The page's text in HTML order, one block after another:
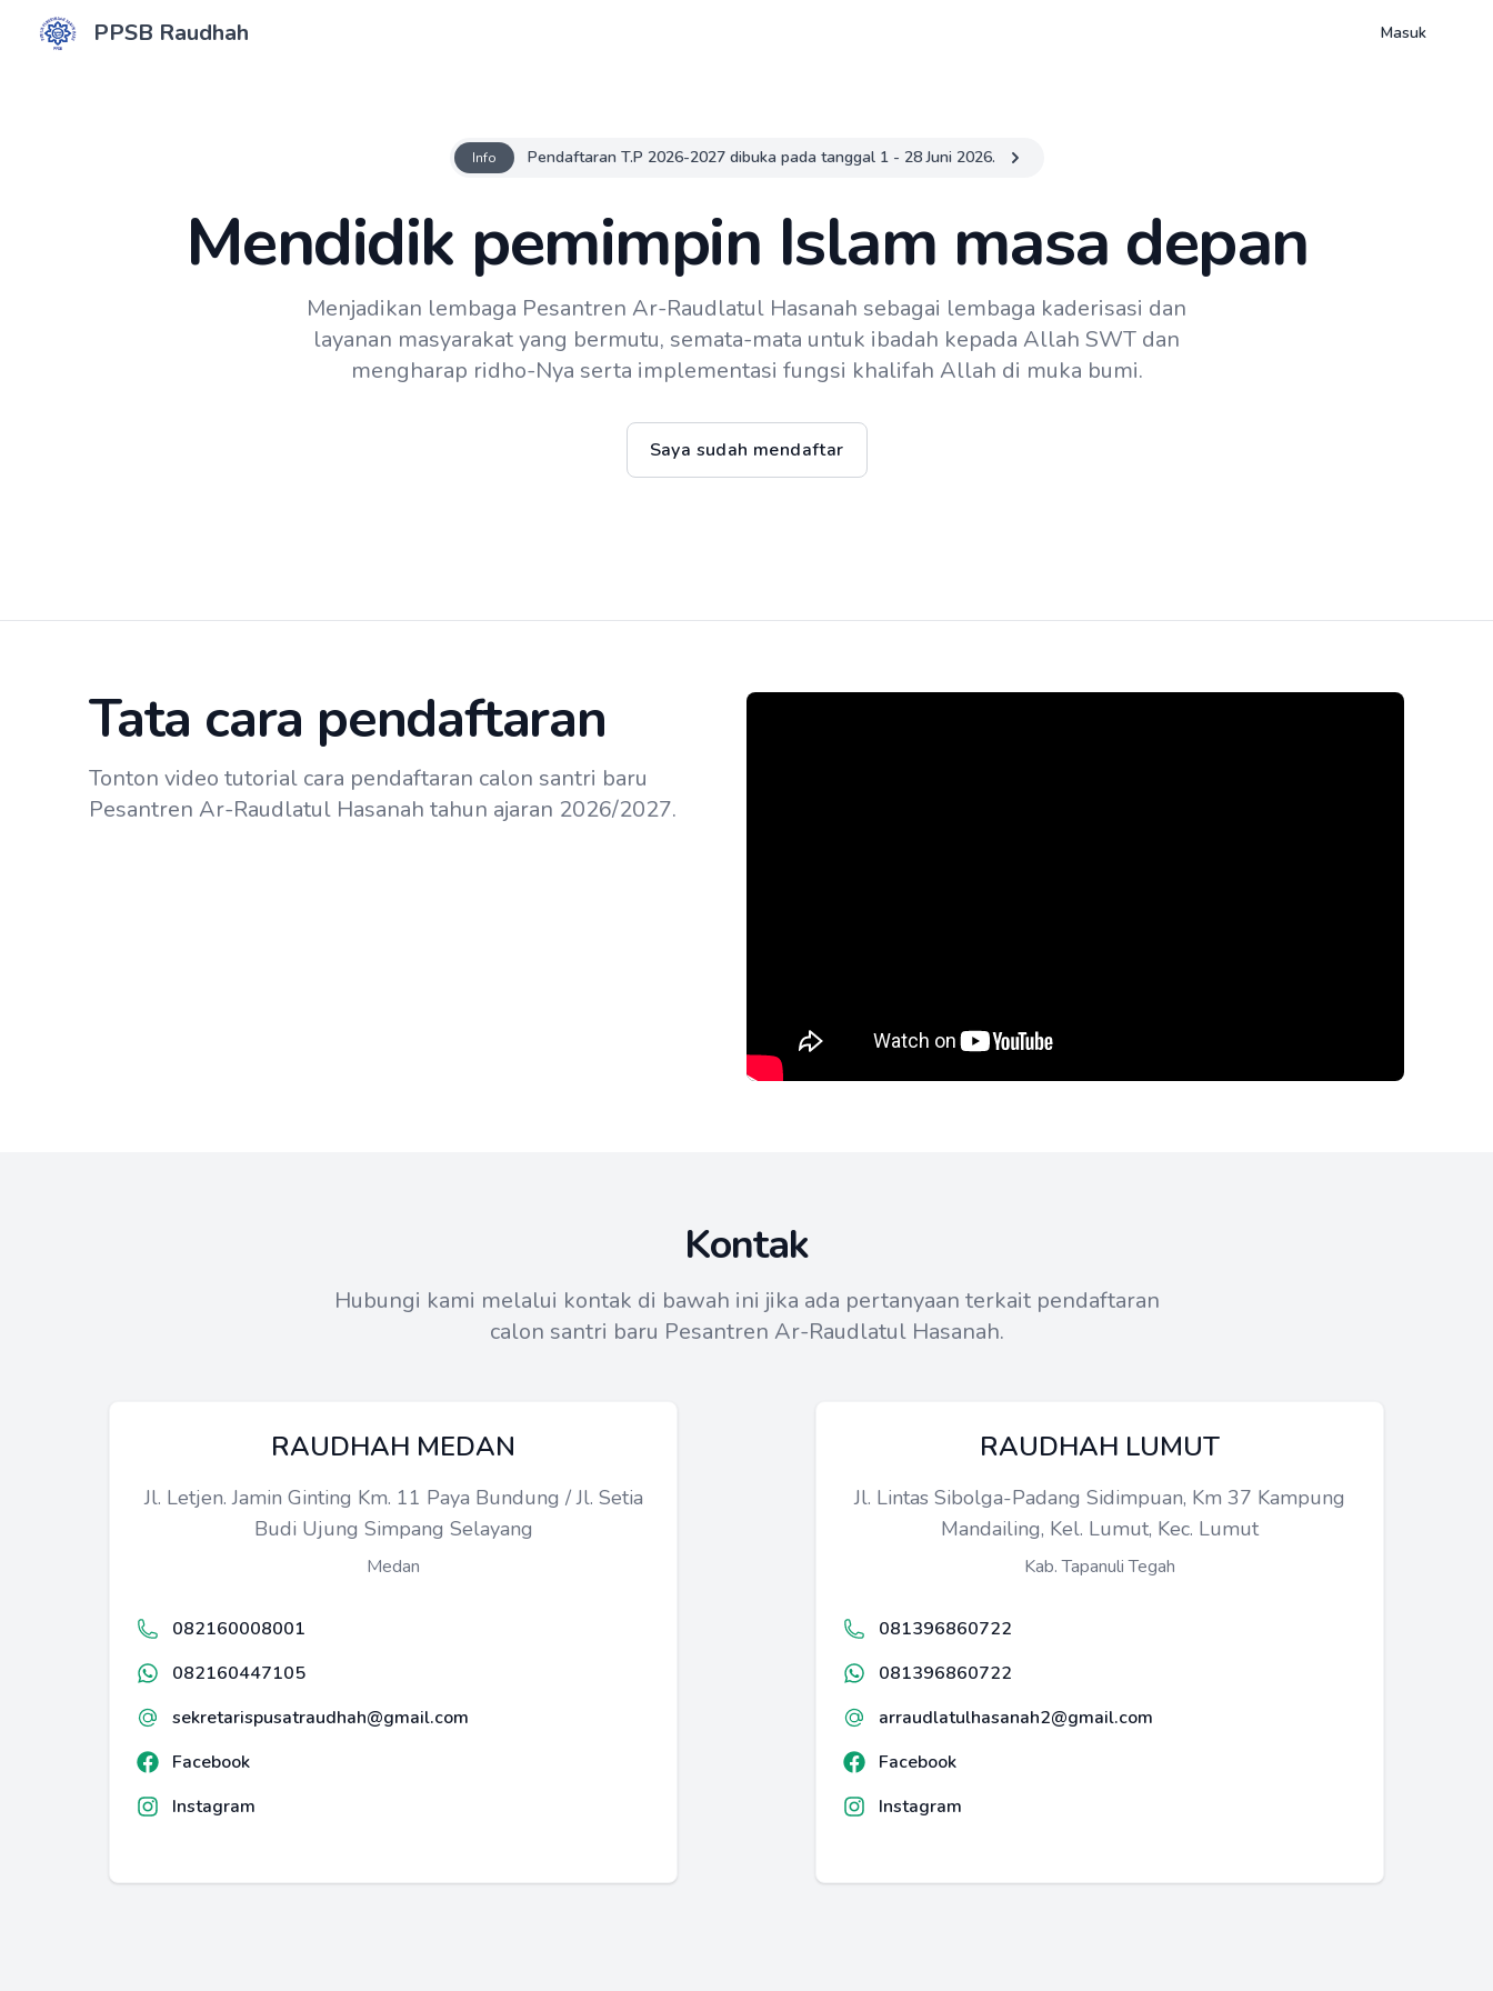
PPSB Raudhah Masuk
Info Pendaftaran T.P 2026-2027 dibuka pada tanggal 1 - 28 Juni 2026.
Mendidik pemimpin Islam masa depan
Menjadikan lembaga Pesantren Ar-Raudlatul Hasanah sebagai lembaga kaderisasi dan
layanan masyarakat yang bermutu, semata-mata untuk ibadah kepada Allah SWT dan
mengharap ridho-Nya serta implementasi fungsi khalifah Allah di muka bumi.
Saya sudah mendaftar
Tata cara pendaftaran
Tonton video tutorial cara pendaftaran calon santri baru
Pesantren Ar-Raudlatul Hasanah tahun ajaran 2026/2027.
Kontak
Hubungi kami melalui kontak di bawah ini jika ada pertanyaan terkait pendaftaran
calon santri baru Pesantren Ar-Raudlatul Hasanah.
RAUDHAH MEDAN
Jl. Letjen. Jamin Ginting Km. 11 Paya Bundung / Jl. Setia
Budi Ujung Simpang Selayang
Medan
082160008001
082160447105
sekretarispusatraudhah@gmail.com
Facebook
Instagram
RAUDHAH LUMUT
Jl. Lintas Sibolga-Padang Sidimpuan, Km 37 Kampung
Mandailing, Kel. Lumut, Kec. Lumut
Kab. Tapanuli Tegah
081396860722
081396860722
arraudlatulhasanah2@gmail.com
Facebook
Instagram